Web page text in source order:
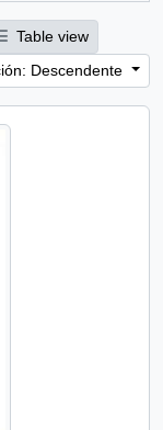
Table view
Descendente